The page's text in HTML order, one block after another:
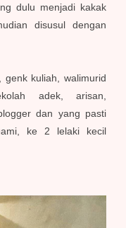
dulu menjadi kakak
disusul dengan
genk kuliah, walimurid
adek, arisan,
dan yang pasti
ke 2 lelaki kecil